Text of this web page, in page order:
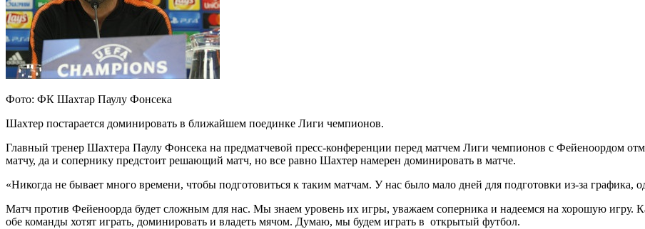
Фото: ФК Шахтар Паулу Фонсека
Шахтер постарается доминировать в ближайшем поединке Лиги чемпионов.
Главный тренер Шахтера Паулу Фонсека на предматчевой пресс-конференции перед матчем Лиги чемпионов с Фейеноордом
матчу, да и сопернику предстоит решающий матч, но все равно Шахтер намерен доминировать в матче.
«Никогда не бывает много времени, чтобы подготовиться к таким матчам. У нас было мало дней для подготовки из-за графика,
Матч против Фейеноорда будет сложным для нас. Мы знаем уровень их игры, уважаем соперника и надеемся на хорошую игру.
обе команды хотят играть, доминировать и владеть мячом. Думаю, мы будем играть в открытый футбол.